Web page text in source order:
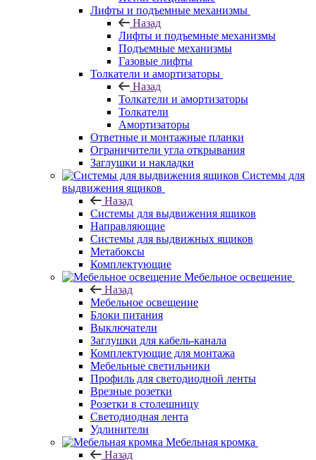
Лифты и подъемные механизмы
Назад
Лифты и подъемные механизмы
Подъемные механизмы
Газовые лифты
Толкатели и амортизаторы
Назад
Толкатели и амортизаторы
Толкатели
Амортизаторы
Ответные и монтажные планки
Ограничители угла открывания
Заглушки и накладки
Системы для
выдвижения ящиков
Назад
Системы для выдвижения ящиков
Направляющие
Системы для выдвижных ящиков
Метабоксы
Комплектующие
Мебельное освещение
Назад
Мебельное освещение
Блоки питания
Выключатели
Заглушки для кабель-канала
Комплектующие для монтажа
Мебельные светильники
Профиль для светодиодной ленты
Врезные розетки
Розетки в столешницу
Светодиодная лента
Удлинители
Мебельная кромка
Назад